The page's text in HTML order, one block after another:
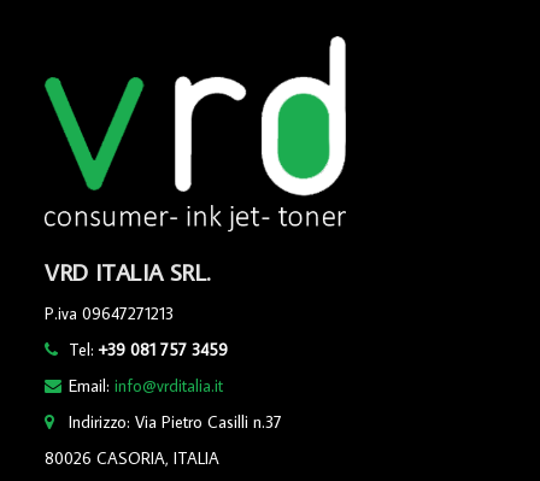
VRD ITALIA SRL.
P.iva 09647271213
Tel:+39 081 757 3459
Email:info@vrditalia.it
Indirizzo: Via Pietro Casilli n.37
80026 CASORIA, ITALIA